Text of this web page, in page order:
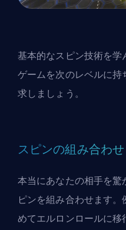
基本的なスピン技術を
ゲームを次のレベルに
求しましょう。
スピンの組み合わせ
本当にあなたの相手を驚
ピンを組み合わせます
めてエルロンロールに